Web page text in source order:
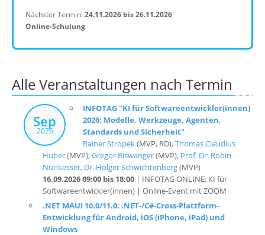
Nächster Termin:24.11.2026 bis 26.11.2026
Online-Schulung
Alle Veranstaltungen nach Termin
Sep
2026
INFOTAG "KI für Softwareentwickler(innen)
2026: Modelle, Werkzeuge, Agenten,
Standards und Sicherheit"
Rainer Stropek(MVP, RD),Thomas Claudius
Huber(MVP),Gregor Biswanger(MVP), Prof. Dr. Robin
Nunkesser, Dr. Holger Schwichtenberg(MVP)
16.09.2026 09:00 bis 18:00| INFOTAG ONLINE: KI für
Softwareentwickler(innen) | Online-Event mit ZOOM
.NET MAUI 10.0/11.0: .NET-/C#-Cross-Plattform-
Entwicklung für Android, iOS (iPhone, iPad) und
Windows